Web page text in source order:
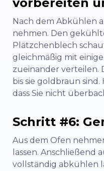
Nach dem Abkühlen
nehmen. Den
Plätzchenblech
gleichmäßig mit
zueinander verteilen.
bis sie goldbraun sind.
dass Sie nicht
Schritt #6:
Aus dem Ofen
lassen. Anschließend
vollständig abkühlen